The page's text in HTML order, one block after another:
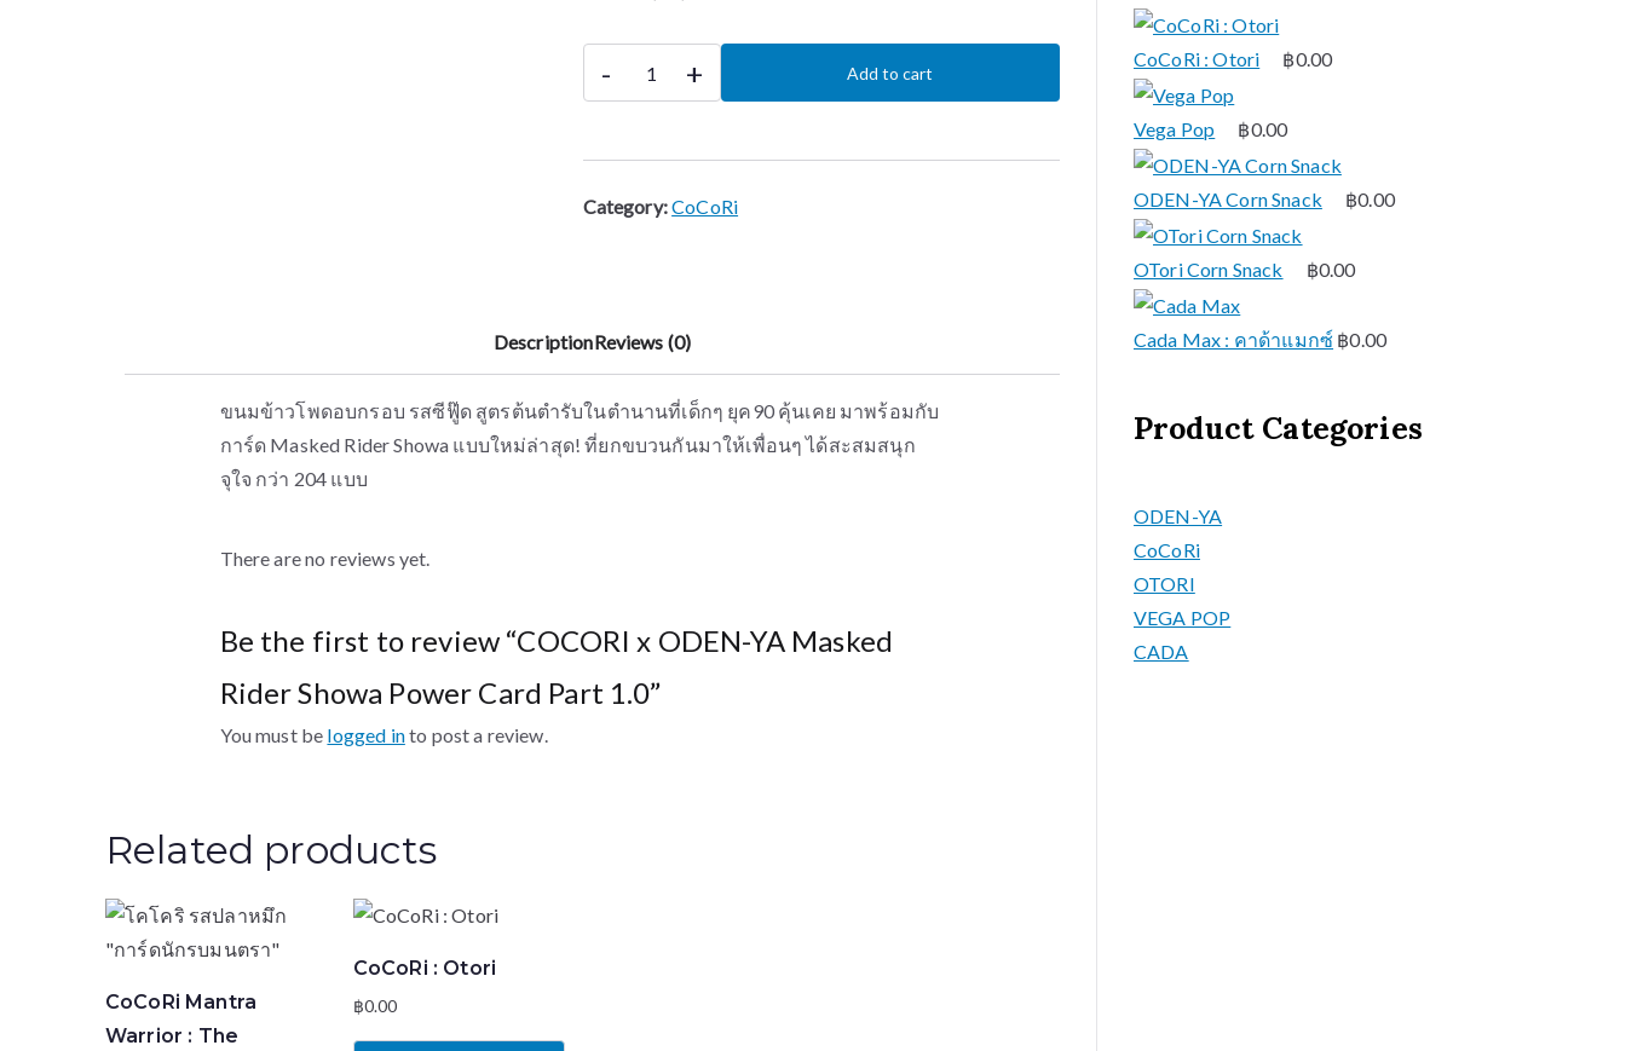
- + Add to cart
Category:CoCoRi
DescriptionReviews (0)
ขนมข้าวโพดอบกรอบ รสซีฟู๊ด สูตรต้นตำรับในตำนานที่เด็กๆ ยุค90 คุ้นเคย มาพร้อมกับ
การ์ด Masked Rider Showa แบบใหม่ล่าสุด! ที่ยกขบวนกันมาให้เพื่อนๆ ได้สะสมสนุก
จุใจ กว่า 204 แบบ
There are no reviews yet.
Be the first to review “COCORI x ODEN-YA Masked
Rider Showa Power Card Part 1.0”
You must be logged into post a review.
Related products
CoCoRi Mantra
Warrior : The
CoCoRi : Otori
฿0.00
CoCoRi : Otori ฿0.00
Vega Pop ฿0.00
ODEN-YA Corn Snack ฿0.00
OTori Corn Snack ฿0.00
Cada Max : คาด้าแมกซ์ ฿0.00
Product Categories
ODEN-YA
CoCoRi
OTORI
VEGA POP
CADA